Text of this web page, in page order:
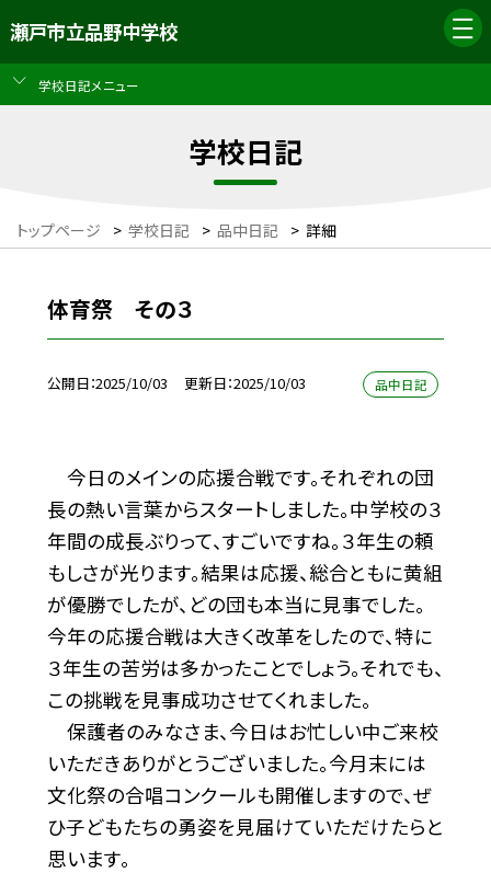
瀬戸市立品野中学校
学校日記メニュー
学校日記
トップページ > 学校日記 > 品中日記 > 詳細
体育祭 その３
公開日 2025/10/03 更新日 2025/10/03 品中日記
今日のメインの応援合戦です。それぞれの団
長の熱い言葉からスタートしました。中学校の３
年間の成長ぶりって、すごいですね。３年生の頼
もしさが光ります。結果は応援、総合ともに黄組
が優勝でしたが、どの団も本当に見事でした。
今年の応援合戦は大きく改革をしたので、特に
３年生の苦労は多かったことでしょう。それでも、
この挑戦を見事成功させてくれました。
保護者のみなさま、今日はお忙しい中ご来校
いただきありがとうございました。今月末には
文化祭の合唱コンクールも開催しますので、ぜ
ひ子どもたちの勇姿を見届けていただけたらと
思います。